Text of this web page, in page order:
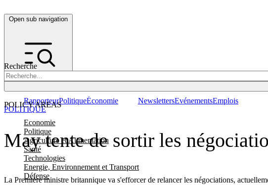
Open sub navigation
Recherche
POLICY AREAS
Economie
Politique
Agriculture et Alimentation
Santé
Technologies
Energie, Environnement et Transport
Défense
RapporteurPolitiqueÉconomie NewslettersEvénementsEmplois
May tente de sortir les
La Première ministre britannique va s'efforcer de relancer les négociations,
POLITIQUE